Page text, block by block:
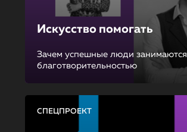
Искусство помогать
Зачем успешные люди занимаются
благотворительностью
СПЕЦПРОЕКТ